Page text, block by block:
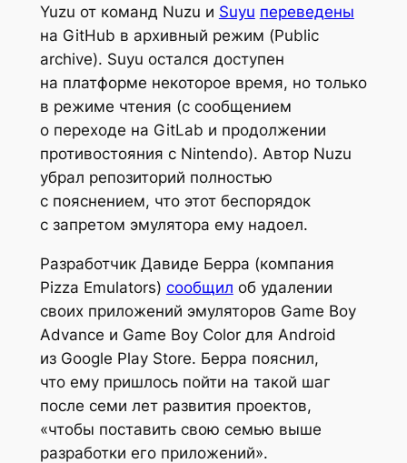
Yuzu от команд Nuzu и Suyu переведены
на GitHub в архивный режим (Public
archive). Suyu остался доступен
на платформе некоторое время, но только
в режиме чтения (с сообщением
о переходе на GitLab и продолжении
противостояния с Nintendo). Автор Nuzu
убрал репозиторий полностью
с пояснением, что этот беспорядок
с запретом эмулятора ему надоел.
Разработчик Давиде Берра (компания
Pizza Emulators) сообщил об удалении
своих приложений эмуляторов Game Boy
Advance и Game Boy Color для Android
из Google Play Store. Берра пояснил,
что ему пришлось пойти на такой шаг
после семи лет развития проектов,
«чтобы поставить свою семью выше
разработки его приложений».